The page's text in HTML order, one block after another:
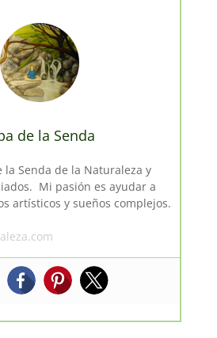
de la Senda
la Senda de la Naturaleza y
Mi pasión es ayudar a
artísticos y sueños complejos.